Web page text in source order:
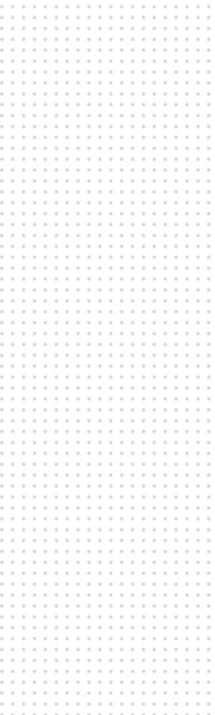
DISTRIKTFEM
Distriktfem -
I slutet av april slår
Fållans nya lokaler